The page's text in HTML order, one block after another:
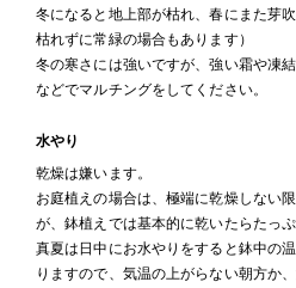
冬になると地上部が枯れ、春にまた芽
枯れずに常緑の場合もあります）
冬の寒さには強いですが、強い霜や凍
などでマルチングをしてください。
水やり
乾燥は嫌います。
お庭植えの場合は、極端に乾燥しない
が、鉢植えでは基本的に乾いたらたっ
真夏は日中にお水やりをすると鉢中の
りますので、気温の上がらない朝方か